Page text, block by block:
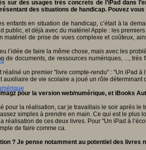
sur des usages très concrets de l’iPad dans
des situations de handicap. Pouvez vous
enfants en situation de handicap, c’était à la
public, et déjà avec du matériel Apple : les premiers
de prise de vues complexe et coûteux,
l’idée de faire la même chose, mais avec les
de documents, de ressources numériques, ...,
un premier "livre compte-rendu" : "Un iPad
de vie scolaire a joué un rôle
pour la version web/numérique, et iBooks
pour la réalisation, car je travaillais le soir après le
simples à prendre en main. Ce qui est le plus
réalisation de ces deux livres. Pour "Un iPad à
de faire comme ca.
? Je pense notamment au potentiel des